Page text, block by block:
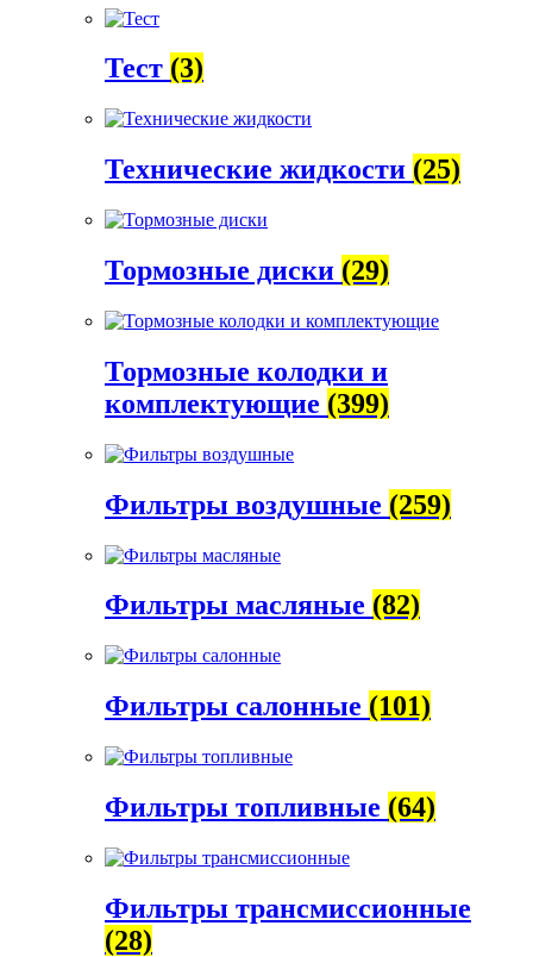
Тест (3)
Технические жидкости (25)
Тормозные диски (29)
Тормозные колодки и
комплектующие (399)
Фильтры воздушные (259)
Фильтры масляные (82)
Фильтры салонные (101)
Фильтры топливные (64)
Фильтры трансмиссионные
(28)